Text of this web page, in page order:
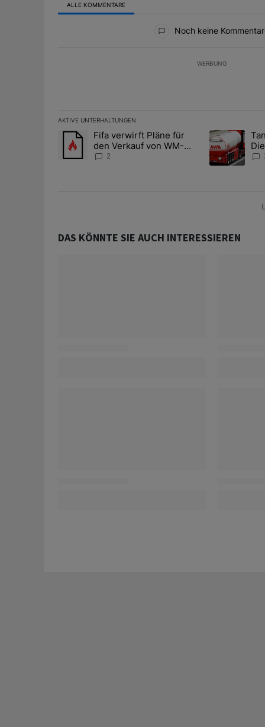
ALLE KOMMENTARE
Noch keine
WERBUNG
AKTIVE UNTERHALTUNGEN
Das Folgende ist eine Liste der am meisten
Ein Trendartikel mit dem Titel "Fifa verwirft Pläne für
Fifa verwirft Pläne für
den Verkauf von WM-
Anteilen
2
Ein
DAS KÖNNTE SIE AUCH INTERESSIEREN